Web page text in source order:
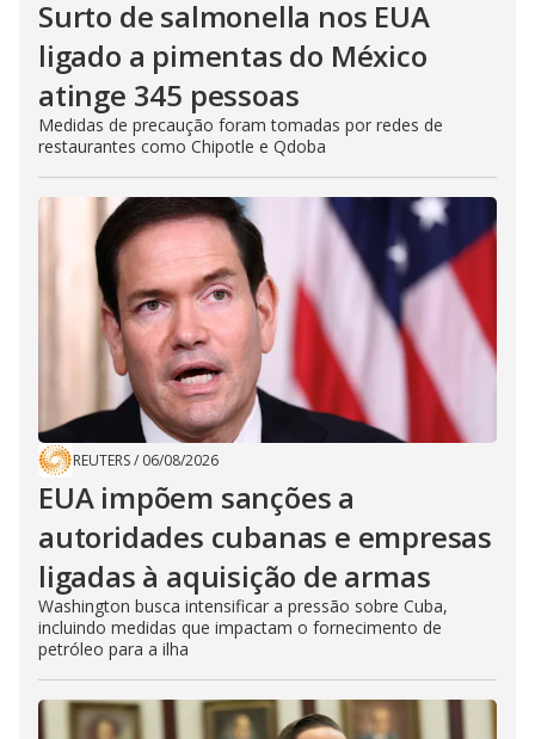
Surto de salmonella nos EUA
ligado a pimentas do México
atinge 345 pessoas
Medidas de precaução foram tomadas por redes de
restaurantes como Chipotle e Qdoba
REUTERS/ 06/08/2026
EUA impõem sanções a
autoridades cubanas e empresas
ligadas à aquisição de armas
Washington busca intensificar a pressão sobre Cuba,
incluindo medidas que impactam o fornecimento de
petróleo para a ilha